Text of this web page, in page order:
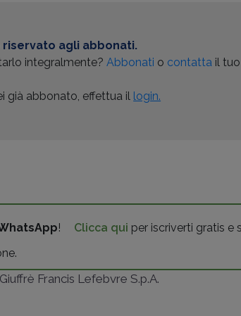
agli abbonati.
integralmente?Abbonati o contatta il
già abbonato, effettua il login.
! Clicca qui per iscriverti gratis e
Francis Lefebvre S.p.A.